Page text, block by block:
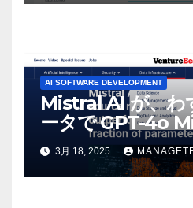
AI SOFTWARE DEVELOPMENT
Mistral AI が、わ
ータで GPT-4o
しいオープンソー
リース |
3月 18, 2025